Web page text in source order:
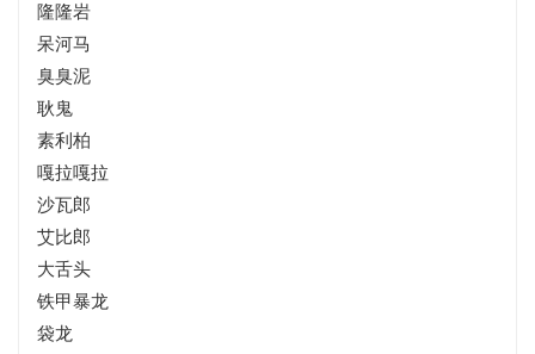
隆隆岩
呆河马
臭臭泥
耿鬼
素利柏
嘎拉嘎拉
沙瓦郎
艾比郎
大舌头
铁甲暴龙
袋龙